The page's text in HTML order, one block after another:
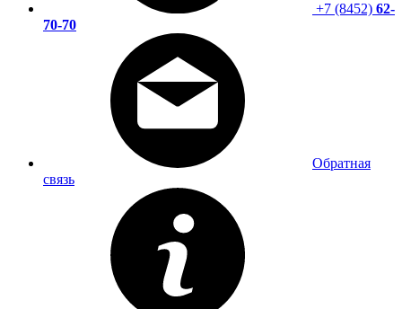
+7 (8452) 62-
70-70
Обратная
связь